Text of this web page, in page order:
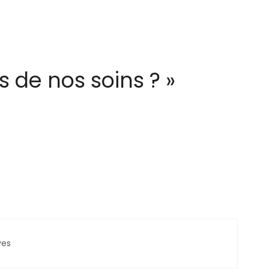
de nos soins ? »